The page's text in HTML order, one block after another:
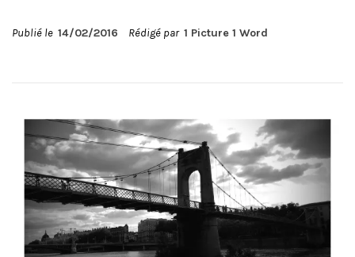
Publié le 14/02/2016 Rédigé par 1 Picture 1 Word